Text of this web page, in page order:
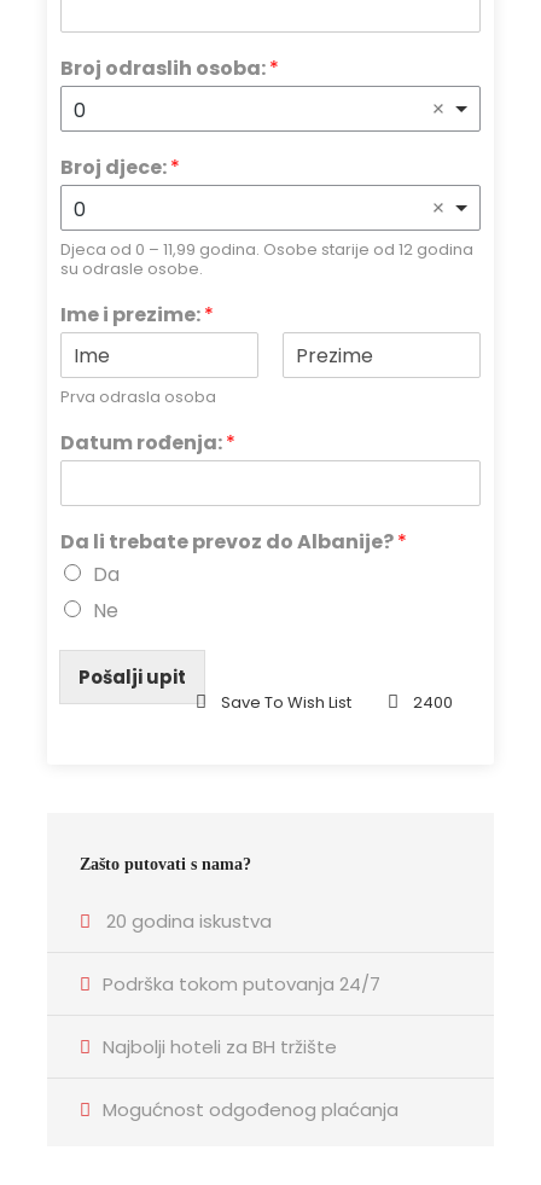
Broj odraslih osoba:*
0
Broj djece:*
0
Djeca od 0 – 11,99 godina. Osobe starije od 12 godina
su odrasle osobe.
Ime i prezime:*
Prva odrasla osoba
Datum rođenja:*
Da li trebate prevoz do Albanije?*
Da
Ne
Pošalji upit
Save To Wish List 2400
Zašto putovati s nama?
20 godina iskustva
Podrška tokom putovanja 24/7
Najbolji hoteli za BH tržište
Mogućnost odgođenog plaćanja